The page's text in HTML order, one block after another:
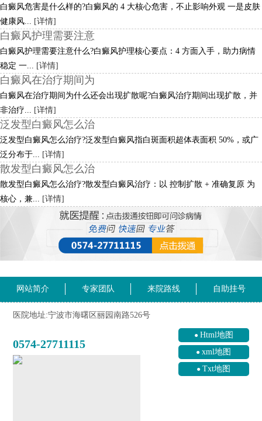
白癜风危害是什么样的?白癜风的 4 大核心危害，不止影响外观 一是皮肤
健康风... [详情]
白癜风护理需要注意
白癜风护理需要注意什么?白癜风护理核心要点：4 方面入手，助力病情
稳定 一... [详情]
白癜风在治疗期间为
白癜风在治疗期间为什么还会出现扩散呢?白癜风治疗期间出现扩散，并
非治疗... [详情]
泛发型白癜风怎么治
泛发型白癜风怎么治疗?泛发型白癜风指白斑面积超体表面积 50%，或广
泛分布于... [详情]
散发型白癜风怎么治
散发型白癜风怎么治疗?散发型白癜风治疗：以 控制扩散 + 准确复原 为
核心，兼... [详情]
网站简介 专家团队 来院路线 自助挂号
医院地址:宁波市海曙区丽园南路526号
0574-27711115
Html地图
xml地图
Txt地图